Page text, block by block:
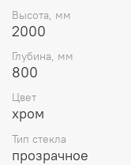
Высота, мм
2000
Глубина, мм
800
Цвет
хром
Тип стекла
прозрачное